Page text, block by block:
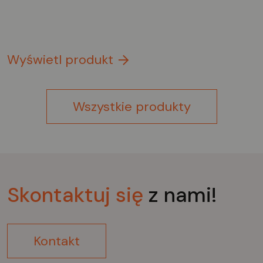
Wyświetl produkt
Wszystkie produkty
Skontaktuj się z nami!
Kontakt